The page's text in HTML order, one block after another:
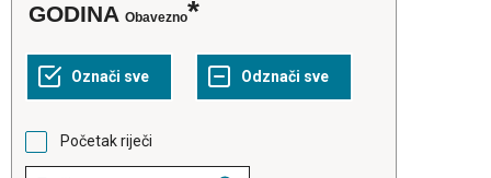
GODINA Obavezno
Početak riječi